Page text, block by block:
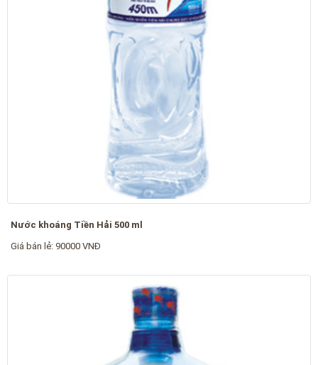
Nước khoáng Tiền Hải 500 ml
Giá bán lẻ: 90000 VNĐ